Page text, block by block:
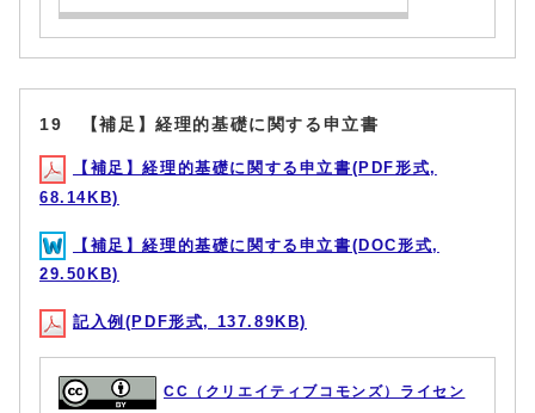
19 【補足】経理的基礎に関する申立書
【補足】経理的基礎に関する申立書(PDF形式,
68.14KB)
【補足】経理的基礎に関する申立書(DOC形式,
29.50KB)
記入例(PDF形式, 137.89KB)
CC（クリエイティブコモンズ）ライセン